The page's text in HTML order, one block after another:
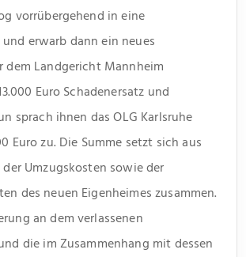
vorrübergehend in eine
erwarb dann ein neues
dem Landgericht Mannheim
Euro Schadenersatz und
sprach ihnen das OLG Karlsruhe
Euro zu. Die Summe setzt sich aus
Umzugskosten sowie der
des neuen Eigenheimes zusammen.
an dem verlassenen
die im Zusammenhang mit dessen